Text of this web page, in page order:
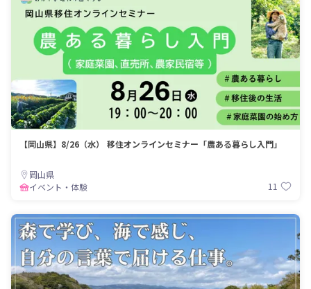
【岡山県】8/26（水） 移住オンラインセミナー「農ある暮らし入門」
岡山県
イベント・体験
11